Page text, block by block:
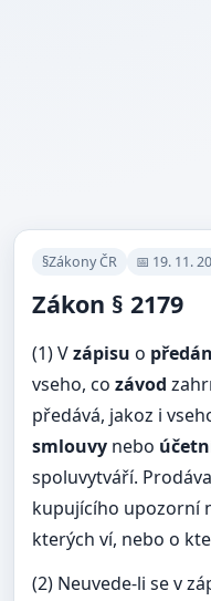
§Zákony ČR 📅 19. 11.
Zákon § 2179
(1) Vzápisu o
vseho, co závod
předává, jakoz i
smlouvy nebo
spoluvytváří.
kupujícího upozorní
kterých ví, nebo o
(2) Neuvede-li se v